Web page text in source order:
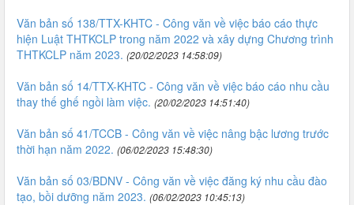
Văn bản số 138/TTX-KHTC - Công văn về việc báo cáo thực
hiện Luật THTKCLP trong năm 2022 và xây dựng Chương trình
THTKCLP năm 2023. (20/02/2023 14:58:09)
Văn bản số 14/TTX-KHTC - Công văn về việc báo cáo nhu cầu
thay thế ghế ngồi làm việc. (20/02/2023 14:51:40)
Văn bản số 41/TCCB - Công văn về việc nâng bậc lương trước
thời hạn năm 2022. (06/02/2023 15:48:30)
Văn bản số 03/BDNV - Công văn về việc đăng ký nhu cầu đào
tạo, bồi dưỡng năm 2023. (06/02/2023 10:45:13)